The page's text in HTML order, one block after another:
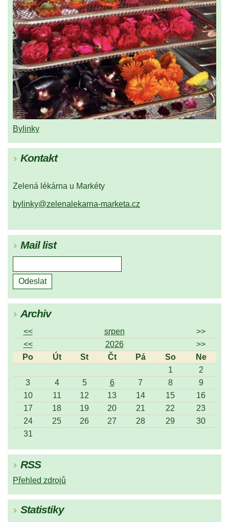
Bylinky
Kontakt
Zelená lékárna u Markéty
bylinky@zelenalekarna-marketa.cz
Mail list
Archiv
<< srpen
>>
<<
2026
>>
Po
Út St Čt Pá So
Ne
1
2
3
4 5 6 7 8
9
10
11 12 13 14 15
16
17
18 19 20 21 22
23
24
25 26 27 28 29
30
31
RSS
Přehled zdrojů
Statistiky